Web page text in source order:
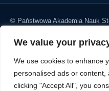
We value your
We use cookies to enhance
personalised ads or
clicking "Accept All", you
© Państwowa Akademia Nauk
Copyright © PANS w